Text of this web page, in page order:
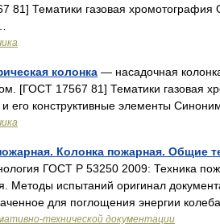
81] Тематики газовая
колонка — насадочная
[ГОСТ 17567 81] Тематики газовая
его конструктивные элементы
Колонка пожарная. Общие
ГОСТ Р 53250 2009: Техника
Методы испытаний оригинал
для поглощения энергии
технической документации